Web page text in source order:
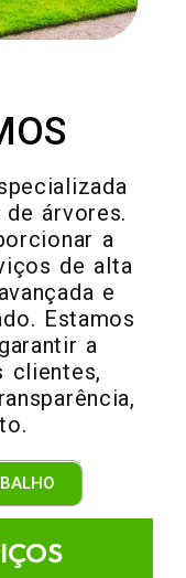
árvores.
a
de alta
e
Estamos
a
clientes,